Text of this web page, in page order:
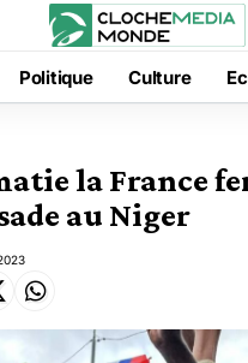
Politique Culture
la France
au Niger